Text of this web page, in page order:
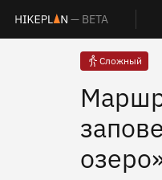
— BETA
Сложный
Время в путиОценка в